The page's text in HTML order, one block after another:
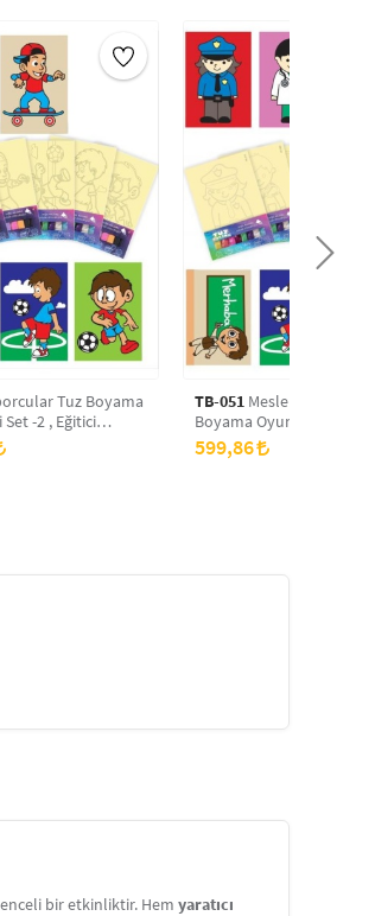
en iyi aktivitelerden
faaliyetler, etkinlikler
Tuz Boyama
-2 , Eğitici
Boyama Oyunu
TB-051 Meslekler -2 Tuz
Boyama Oyunu 5 li Set -2
Eğitici Aktivite , Kum
Oyunu TB-051
599,86
bir etkinliktir. Hem yaratıcı